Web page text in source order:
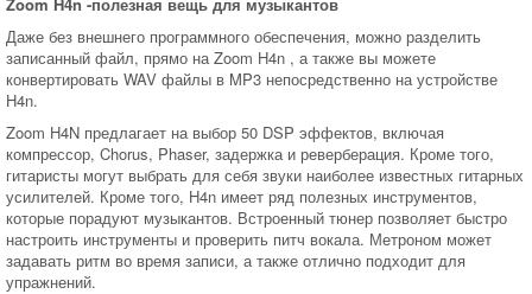
Даже без внешнего программного обеспечения, можно разделить
записанный файл, прямо на Zoom H4n , а также вы можете
конвертировать WAV файлы в MP3 непосредственно на устройстве
H4n.
Zoom H4N предлагает на выбор 50 DSP эффектов, включая
компрессор, Chorus, Phaser, задержка и реверберация. Кроме того,
гитаристы могут выбрать для себя звуки наиболее известных гитарных
усилителей. Кроме того, H4n имеет ряд полезных инструментов,
которые порадуют музыкантов. Встроенный тюнер позволяет быстро
настроить инструменты и проверить питч вокала. Метроном может
задавать ритм во время записи, а также отлично подходит для
упражнений.